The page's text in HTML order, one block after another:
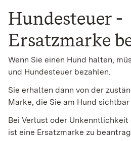
Hundesteuer -
Ersatzmarke
Wenn Sie einen Hund halten,
und Hundesteuer bezahlen.
Sie erhalten dann von der
Marke, die Sie am Hund
Bei Verlust oder
ist eine Ersatzmarke zu